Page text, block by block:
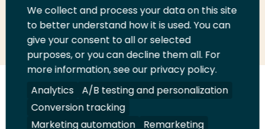
Deel
LinkedIn
Deel
op
Twitter
Deel
op
Facebook
Email
deze
pagina
Print
deze
pagina
Volg
ons
op
Volg
ons
op
Volg
ons
op
Volg
ons
op
Juridisch Security A-Z Index Contact
We collect and process your data on this site
to better understand how it is used. You can
give your consent to all or selected
purposes, or you can decline them all. For
more information, see our privacy policy.
Analytics
A/B testing and personalization
Conversion tracking
Marketing automation
Remarketing